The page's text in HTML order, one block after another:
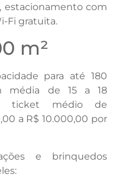
estacionamento com
Fi gratuita.
m²
para até 180
média de 15 a 18
ticket médio de
a R$ 10.000,00 por
e brinquedos